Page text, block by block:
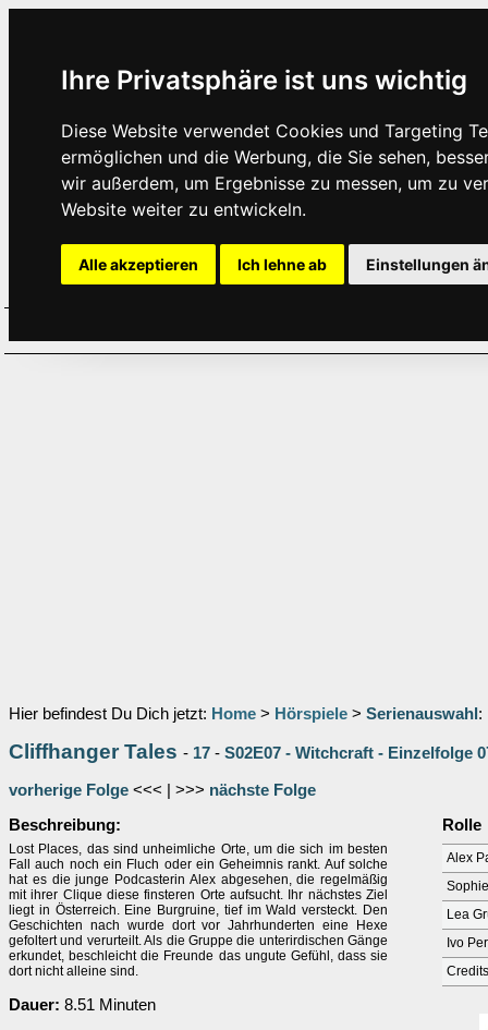
Ihre Privatsphäre ist uns wichtig
Diese Website verwendet Cookies und Targeting
ermöglichen und die Werbung, die Sie sehen,
wir außerdem, um Ergebnisse zu messen, um zu
Website weiter zu entwickeln.
Alle akzeptieren Ich lehne ab Einstellungen
Hier befindest Du Dich jetzt: Home > Hörspiele > Serienauswahl :
Cliffhanger Tales - 17 - S02E07 - Witchcraft - Einzelfolge
vorherige Folge <<< | >>> nächste Folge
Beschreibung:
Lost Places, das sind unheimliche Orte, um die sich im besten
Fall auch noch ein Fluch oder ein Geheimnis rankt. Auf solche
hat es die junge Podcasterin Alex abgesehen, die regelmäßig
mit ihrer Clique diese finsteren Orte aufsucht. Ihr nächstes Ziel
liegt in Österreich. Eine Burgruine, tief im Wald versteckt. Den
Geschichten nach wurde dort vor Jahrhunderten eine Hexe
gefoltert und verurteilt. Als die Gruppe die unterirdischen Gänge
erkundet, beschleicht die Freunde das ungute Gefühl, dass sie
dort nicht alleine sind.
Dauer: 8.51 Minuten
Rolle
Alex
Lea
Ivo
Credits